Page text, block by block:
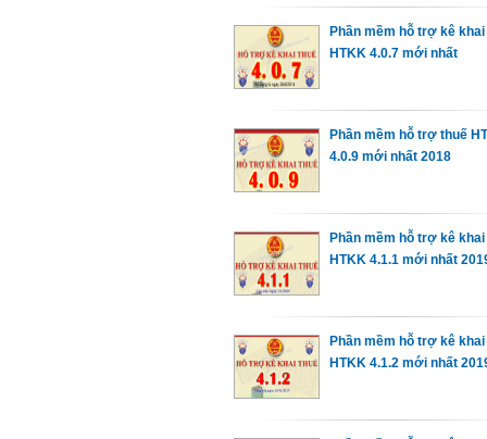
Phần mềm hỗ trợ kê
HTKK 4.0.7 mới nhất
Phần mềm hỗ trợ thuế
4.0.9 mới nhất 2018
Phần mềm hỗ trợ kê
HTKK 4.1.1 mới nhất
Phần mềm hỗ trợ kê
HTKK 4.1.2 mới nhất